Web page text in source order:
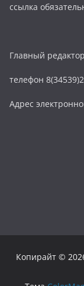
ссылка
Главный
телефон
Адрес
Копирайт ©